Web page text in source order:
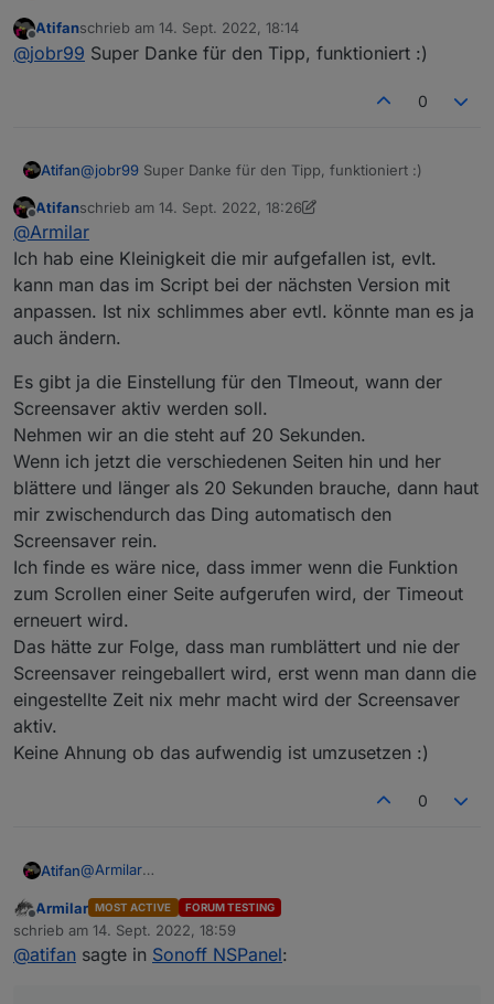
nichts an dem Skript anpassen.
Rule2 on Button1#state do Publish
tele/%topic%/RESULT
ev"} endon on Button2#state do Publish
Offline
Atifanschrieb am 14. Sept. 2022, 18:14
zuletzt editiert von
@jobr99 Super Danke für den Tipp, funktioniert :)
0
Atifan@jobr99 Super Danke für den Tipp, funktioniert :)
Offline
Atifanschrieb am 14. Sept. 2022, 18:26
zuletzt editiert von Atifan
@Armilar
Ich hab eine Kleinigkeit die mir aufgefallen ist, evlt.
kann man das im Script bei der nächsten Version mit
anpassen. Ist nix schlimmes aber evtl. könnte man es ja
auch ändern.
Es gibt ja die Einstellung für den TImeout, wann der
Screensaver aktiv werden soll.
Nehmen wir an die steht auf 20 Sekunden.
Wenn ich jetzt die verschiedenen Seiten hin und her
blättere und länger als 20 Sekunden brauche, dann haut
mir zwischendurch das Ding automatisch den
Screensaver rein.
Ich finde es wäre nice, dass immer wenn die Funktion
zum Scrollen einer Seite aufgerufen wird, der Timeout
erneuert wird.
Das hätte zur Folge, dass man rumblättert und nie der
Screensaver reingeballert wird, erst wenn man dann die
eingestellte Zeit nix mehr macht wird der Screensaver
aktiv.
Keine Ahnung ob das aufwendig ist umzusetzen :)
0
Atifan@Armilar
man das im Script bei der nächsten Version mit
anpassen. Ist nix schlimmes aber evtl. könnte man es ja
auch ändern.
Es gibt ja die Einstellung für den TImeout, wann der
Screensaver aktiv werden soll.
Nehmen wir an die steht auf 20 Sekunden.
Offline
Armilar MOST ACTIVE FORUM TESTING
schrieb am 14. Sept. 2022, 18:59
zuletzt editiert von
@atifan sagte in Sonoff NSPanel: